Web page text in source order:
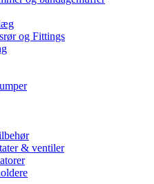
og Fittings
& ventiler